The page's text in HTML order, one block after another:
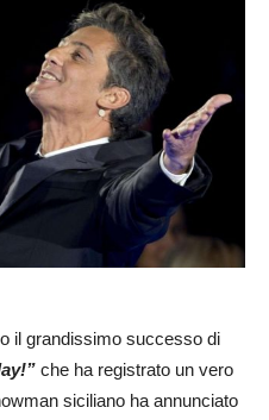
il grandissimo successo di
che ha registrato un vero
siciliano ha annunciato